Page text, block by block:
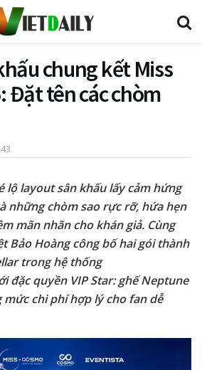
chung kết Miss
Đặt tên các chòm
lộ layout sân khấu lấy cảm hứng
những chòm sao rực rỡ, hứa hẹn
mãn nhãn cho khán giả. Cùng
Bảo Hoàng công bố hai gói thành
trong hệ thống
đặc quyền VIP Star: ghế Neptune
mức chi phí hợp lý cho fan dễ